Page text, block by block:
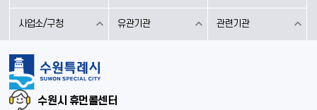
사업소/구청 유관기관 관련기관
수원시 휴먼콜센터